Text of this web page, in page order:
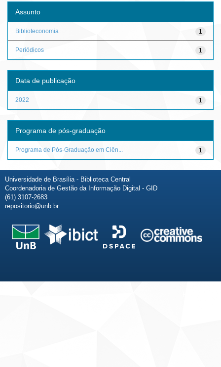
Assunto
1
Biblioteconomia
1
Periódicos
Data de publicação
1
2022
Programa de pós-graduação
1
Programa de Pós-Graduação em Ciên...
Universidade de Brasília - Biblioteca Central
Coordenadoria de Gestão da Informação Digital - GID
(61) 3107-2683
repositorio@unb.br